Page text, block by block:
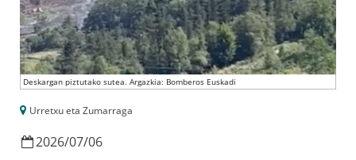
Urretxu eta Zumarraga
Deskargan piztutako sutea. Argazkia: Bomberos Euskadi
2026/07/06